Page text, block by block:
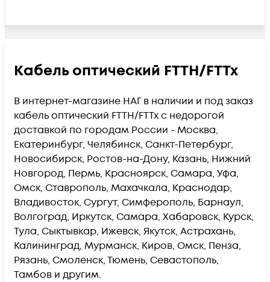
Кабель оптический FTTH/FTTx
В интернет-магазине НАГ в наличии и под заказ
кабель оптический FTTH/FTTx с недорогой
доставкой по городам России - Москва,
Екатеринбург, Челябинск, Санкт-Петербург,
Новосибирск, Ростов-на-Дону, Казань, Нижний
Новгород, Пермь, Красноярск, Самара, Уфа,
Омск, Ставрополь, Махачкала, Краснодар,
Владивосток, Сургут, Симферополь, Барнаул,
Волгоград, Иркутск, Самара, Хабаровск, Курск,
Тула, Сыктывкар, Ижевск, Якутск, Астрахань,
Калининград, Мурманск, Киров, Омск, Пенза,
Рязань, Смоленск, Тюмень, Севастополь,
Тамбов и другим.